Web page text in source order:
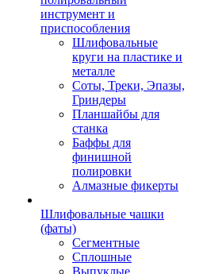
инструмент и
приспособления
Шлифовальные
круги на пластике и
металле
Соты, Треки, Эпазы,
Гриндеры
Планшайбы для
станка
Баффы для
финишной
полировки
Алмазные фикерты
Шлифовальные чашки
(фаты)
Сегментные
Сплошные
Выпуклые